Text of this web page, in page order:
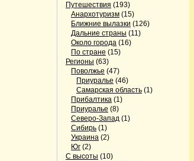
Путешествия (193)
Анархотуризм (15)
Ближние вылазки (126)
Дальние страны (11)
Около города (16)
По стране (15)
Регионы (63)
Поволжье (47)
Приуралье (46)
Самарская область (1)
Прибалтика (1)
Приуралье (8)
Северо-Запад (1)
Сибирь (1)
Украина (2)
Юг (2)
С высоты (10)